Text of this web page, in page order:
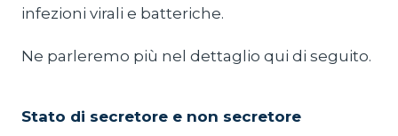
infezioni virali e batteriche.
Ne parleremo più nel dettaglio qui di seguito.
Stato di secretore e non secretore